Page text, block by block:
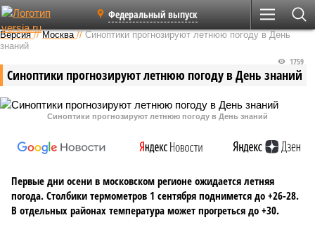
Федеральный выпуск
Версия //Москва //Синоптики прогнозируют летнюю погоду в День
знаний
Синоптики прогнозируют летнюю погоду в День знаний
1759
Синоптики прогнозируют летнюю погоду в День знаний
Первые дни осени в московском регионе ожидается летняя
погода. Столбики термометров 1 сентября поднимется до +26-28.
В отдельных районах температура может прогреться до +30.